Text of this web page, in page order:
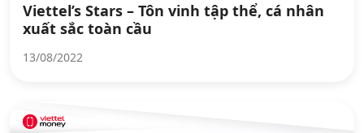
Viettel’s Stars – Tôn vinh tập thể, cá nhân
xuất sắc toàn cầu
13/08/2022